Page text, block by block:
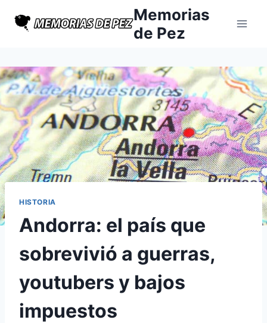
Memorias
de Pez
HISTORIA
Andorra: el país que
sobrevivió a guerras,
youtubers y bajos
impuestos